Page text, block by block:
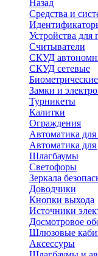
Назад
Средства и
Устройства для
Считыватели
СКУД
СКУД сетевые
Замки и
Турникеты
Калитки
Ограждения
Автоматика для
Автоматика для
Шлагбаумы
Светофоры
Зеркала
Доводчики
Кнопки выхода
Источники
Досмотровое
Шлюзовые
Аксессуры